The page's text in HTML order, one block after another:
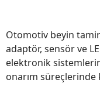
Otomotiv beyin
adaptör, sensör ve
elektronik
onarım